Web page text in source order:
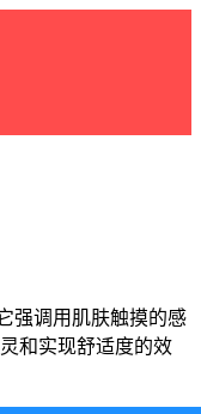
强调用肌肤触摸的感
和实现舒适度的效